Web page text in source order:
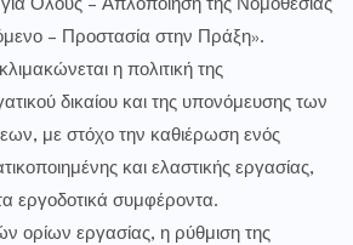
για Όλους – Απλοποίηση της Νομοθεσίας
– Προστασία στην Πράξη».
η πολιτική της
δικαίου και της υπονόμευσης των
με στόχο την καθιέρωση ενός
και ελαστικής εργασίας,
εργοδοτικά συμφέροντα.
ορίων εργασίας, η ρύθμιση της